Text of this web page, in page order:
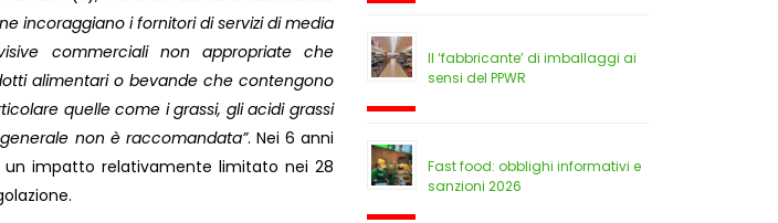
incoraggiano i fornitori di servizi di media
commerciali non appropriate che
alimentari o bevande che contengono
quelle come i grassi, gli acidi grassi
non è raccomandata”. Nei 6 anni
un impatto relativamente limitato nei 28
Il ‘fabbricante’ di imballaggi ai
sensi del PPWR
Fast food: obblighi informativi e
sanzioni 2026